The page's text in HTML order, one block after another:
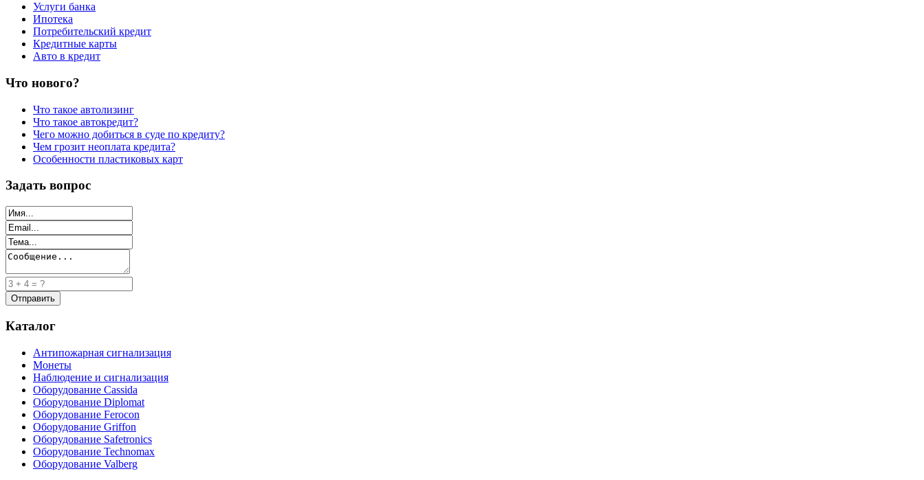
Услуги банка
Ипотека
Потребительский кредит
Кредитные карты
Авто в кредит
Что нового?
Что такое автолизинг
Что такое автокредит?
Чего можно добиться в суде по кредиту?
Чем грозит неоплата кредита?
Особенности пластиковых карт
Задать вопрос
Каталог
Антипожарная сигнализация
Монеты
Наблюдение и сигнализация
Оборудование Cassida
Оборудование Diplomat
Оборудование Ferocon
Оборудование Griffon
Оборудование Safetronics
Оборудование Technomax
Оборудование Valberg